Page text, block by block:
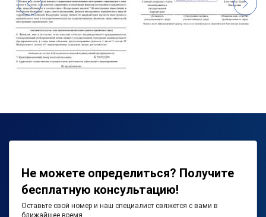
Не можете определиться? Получите
бесплатную консультацию!
Оставьте свой номер и наш специалист свяжется с вами в